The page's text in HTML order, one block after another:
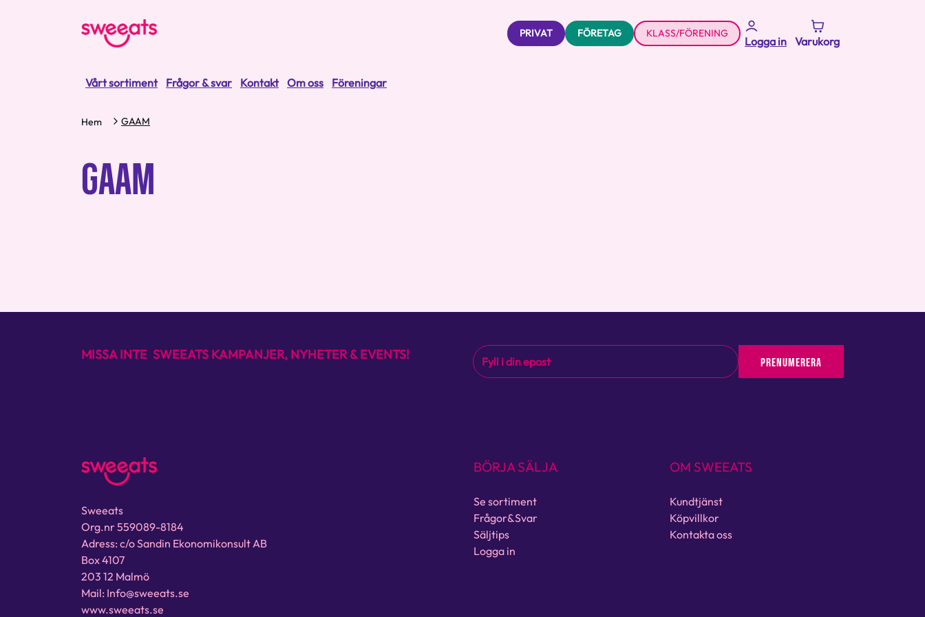
PRIVAT FÖRETAG KLASS/FÖRENING
Logga in Varukorg
Vårt sortiment Frågor & svar Kontakt Om oss Föreningar
Hem GAAM
GAAM
MISSA INTE SWEEATS KAMPANJER, NYHETER & EVENTS! PRENUMERERA
Sweeats
Org.nr 559089-8184
Adress: c/o Sandin Ekonomikonsult AB
Box 4107
203 12 Malmö
Mail: Info@sweeats.se
www.sweeats.se
BÖRJA SÄLJA
Se sortiment
Frågor&Svar
Säljtips
Logga in
OM SWEEATS
Kundtjänst
Köpvillkor
Kontakta oss